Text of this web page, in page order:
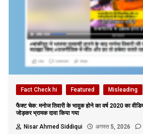
Fact Check hi Featured Misleading
फैक्ट चेक: मनोज तिवारी के भावुक होने का वर्ष 2020 का
जोड़कर भ्रामक दावा किया गया
Nisar Ahmed Siddiqui
अगस्त 5, 2026